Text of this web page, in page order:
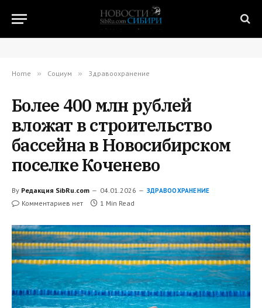
Home » Социум » Здравоохранение
Более 400 млн рублей
вложат в строительство
бассейна в Новосибирском
поселке Коченево
By Редакция SibRu.com 04.01.2026 ЗДРАВООХРАНЕНИЕ
Комментариев нет 1 Min Read